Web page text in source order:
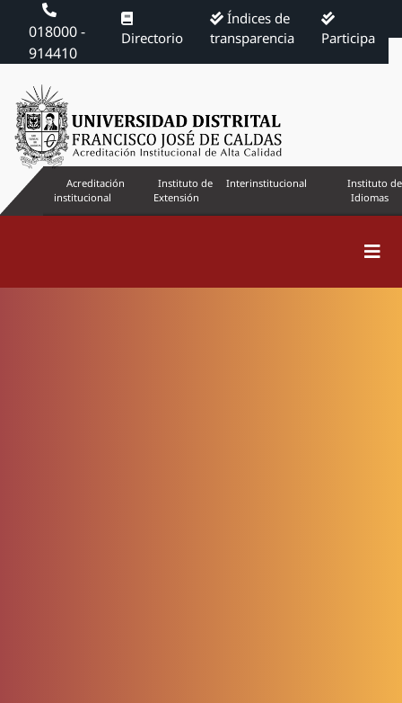
018000 -
914410
Directorio
Índices de
transparencia
Participa
Acreditación
institucional
Instituto de
Extensión
Interinstitucional
Instituto de
Idiomas